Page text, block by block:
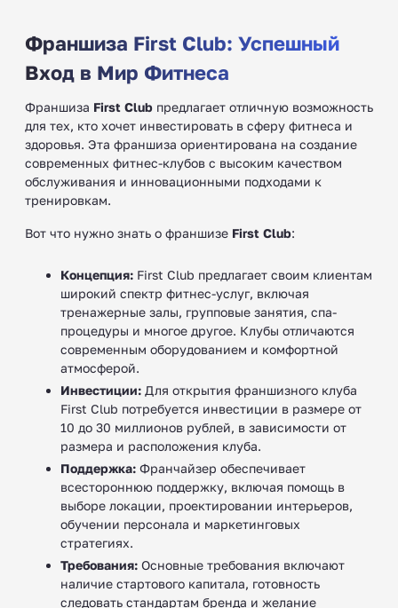
Франшиза First Club: Успешный
Вход в Мир Фитнеса
Франшиза First Club предлагает отличную возможность
для тех, кто хочет инвестировать в сферу фитнеса и
здоровья. Эта франшиза ориентирована на создание
современных фитнес-клубов с высоким качеством
обслуживания и инновационными подходами к
тренировкам.
Вот что нужно знать о франшизе First Club:
Концепция: First Club предлагает своим клиентам
широкий спектр фитнес-услуг, включая
тренажерные залы, групповые занятия, спа-
процедуры и многое другое. Клубы отличаются
современным оборудованием и комфортной
атмосферой.
Инвестиции: Для открытия франшизного клуба
First Club потребуется инвестиции в размере от
10 до 30 миллионов рублей, в зависимости от
размера и расположения клуба.
Поддержка: Франчайзер обеспечивает
всестороннюю поддержку, включая помощь в
выборе локации, проектировании интерьеров,
обучении персонала и маркетинговых
стратегиях.
Требования: Основные требования включают
наличие стартового капитала, готовность
следовать стандартам бренда и желание